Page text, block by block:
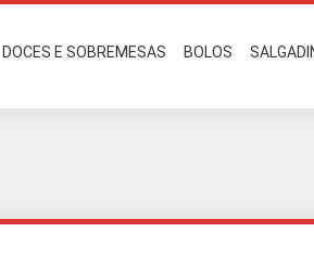
DOCES E SOBREMESAS BOLOS